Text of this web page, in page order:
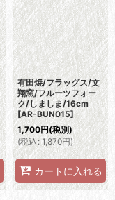
有田焼/フラッグス/文
翔窯/フルーツフォー
ク/しましま/16cm
[AR-BUN015]
1,700円(税別)
(税込 : 1,870円)
カートに入れる